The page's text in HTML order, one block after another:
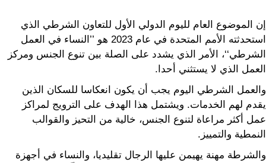
إن الموضوع العام لليوم الدولي الأول للتعاون الشرطي الذي
استحدثته الأمم المتحدة في عام 2023 هو ’’النساء في العمل
الشرطي‘‘، الأمر الذي يشدد على الصلة بين تنوع الجنس ومركز
العمل الذي لا يستثني أحدا.
والعمل الشرطي اليوم يجب أن يكون انعكاسا للسكان الذين
يقدم لهم الخدمات. ويشتمل هذا الهدف على الترويج لمراكز
عمل أكثر مراعاة لتنوع الجنس، خالية من التحيز والقوالب
النمطية والتمييز.
والشرطة مهنة يهيمن عليها الرجال تقليديا، والنساء في أجهزة